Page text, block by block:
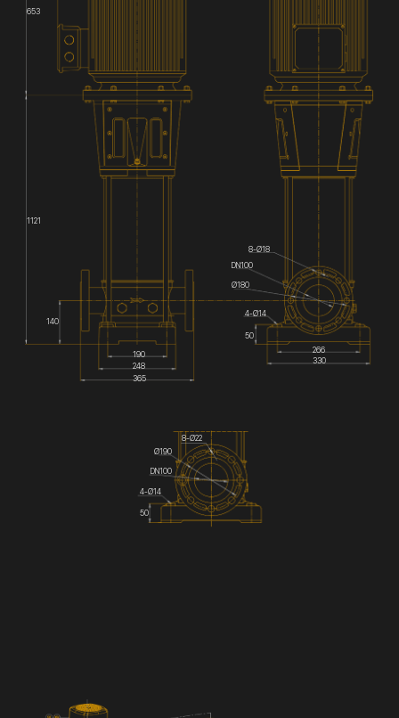
DN100
653
1121
140
190
248
365
266
330
50
4-Ø14
Ø180
8-Ø18
DN100
8-Ø22
Ø190
4-Ø14
50